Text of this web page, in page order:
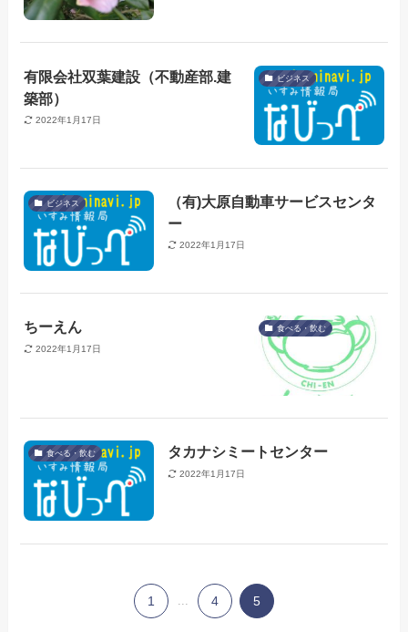
ビジネス
有限会社双葉建設（不動産部.建
築部）
2022年1月17日
ビジネス
（有)大原自動車サービスセンタ
ー
2022年1月17日
食べる・飲む
ちーえん
2022年1月17日
食べる・飲む タカナシミートセンター
2022年1月17日
1 4 5